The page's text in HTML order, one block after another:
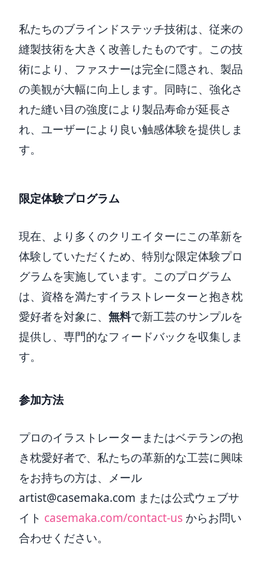
私たちのブラインドステッチ技術は、従来の
縫製技術を大きく改善したものです。この技
術により、ファスナーは完全に隠され、製品
の美観が大幅に向上します。同時に、強化さ
れた縫い目の強度により製品寿命が延長さ
れ、ユーザーにより良い触感体験を提供しま
す。
限定体験プログラム
現在、より多くのクリエイターにこの革新を
体験していただくため、特別な限定体験プロ
グラムを実施しています。このプログラム
は、資格を満たすイラストレーターと抱き枕
愛好者を対象に、 無料で新工芸のサンプルを
提供し、専門的なフィードバックを収集しま
す。
参加方法
プロのイラストレーターまたはベテランの抱
き枕愛好者で、私たちの革新的な工芸に興味
をお持ちの方は、メール
artist@casemaka.com または公式ウェブサ
イト casemaka.com/contact-us からお問い
合わせください。